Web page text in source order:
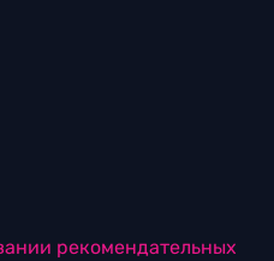
рекомендательных